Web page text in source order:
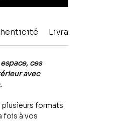
Livraison & paiment
ces
avec
formats
fois à vos